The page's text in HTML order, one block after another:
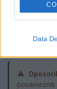
Data